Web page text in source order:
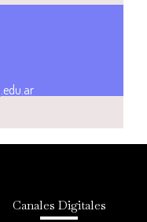
Canales Digitales